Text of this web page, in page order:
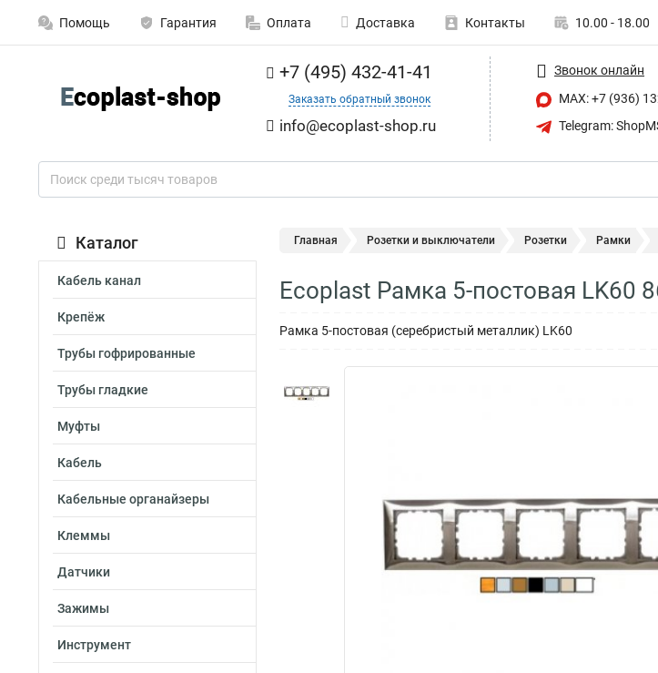
Помощь Гарантия Оплата Доставка Контакты 10.00 - 18.00
+7 (495) 432-41-41
Заказать обратный звонок
info@ecoplast-shop.ru
Звонок онлайн
MAX: +7 (936)
Telegram:
Каталог
Кабель канал
Крепёж
Трубы гофрированные
Трубы гладкие
Муфты
Кабель
Кабельные органайзеры
Клеммы
Датчики
Зажимы
Инструмент
Главная Розетки и выключатели Розетки Рамки
Ecoplast Рамка 5-постовая LK60
Рамка 5-постовая (серебристый металлик) LK60